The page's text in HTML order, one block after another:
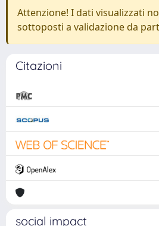
Attenzione! I dati visualizzati
sottoposti a validazione da
Citazioni
social impact